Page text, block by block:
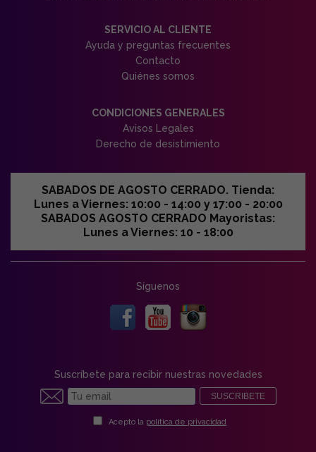
SERVICIO AL CLIENTE
Ayuda y preguntas frecuentes
Contacto
Quiénes somos
CONDICIONES GENERALES
Avisos Legales
Derecho de desistimiento
SABADOS DE AGOSTO CERRADO. Tienda:
Lunes a Viernes: 10:00 - 14:00 y 17:00 - 20:00
SABADOS AGOSTO CERRADO Mayoristas:
Lunes a Viernes: 10 - 18:00
Síguenos
Suscríbete para recibir nuestras novedades
SUSCRIBETE
Acepto la política de privacidad